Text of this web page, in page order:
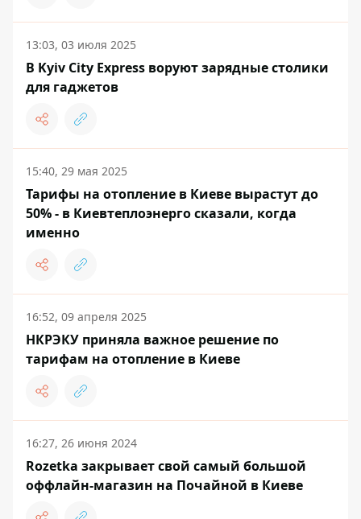
13:03, 03 июля 2025
В Kyiv City Express воруют зарядные столики
для гаджетов
15:40, 29 мая 2025
Тарифы на отопление в Киеве вырастут до
50% - в Киевтеплоэнерго сказали, когда
именно
16:52, 09 апреля 2025
НКРЭКУ приняла важное решение по
тарифам на отопление в Киеве
16:27, 26 июня 2024
Rozetka закрывает свой самый большой
оффлайн-магазин на Почайной в Киеве